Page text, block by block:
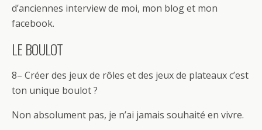
d’anciennes interview de moi, mon blog et mon
facebook.
LE BOULOT
8– Créer des jeux de rôles et des jeux de plateaux c’est
ton unique boulot ?
Non absolument pas, je n’ai jamais souhaité en vivre.